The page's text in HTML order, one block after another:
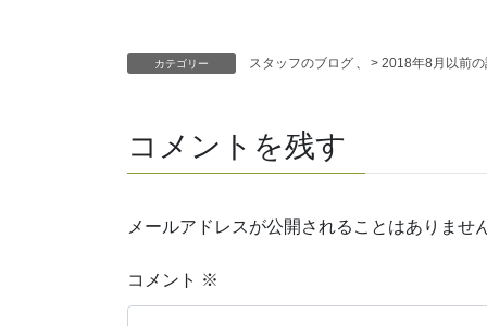
カテゴリー スタッフのブログ 、 > 2018年8月以前
コメントを残す
メールアドレスが公開されることはありませ
コメント ※